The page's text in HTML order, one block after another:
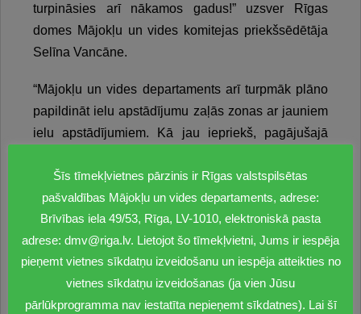
turpināsies arī nākamos gadus!” uzsver Rīgas
domes Mājokļu un vides komitejas priekšsēdētāja
Selīna Vancāne.
“Mājokļu un vides departaments arī turpmāk plāno
papildināt ielu apstādījumu zaļās zonas ar jauniem
ielu apstādījumiem. Kā jau iepriekš, pagājušajā
dažādu dzimtu, sugu un šķirņu dižstādus. Šāds
plānošanas princips tiek pielietots, lai veicinātu
bioloģisko daudzveidību ielu apstādījumos un
nodrošinātu kvalitatīvāku apstādījumu funkciju
izpildi,” norāda departamenta Dabas un
apstādījumu nodaļas vadītāja Inguna Kublicka.
Šīs tīmekļvietnes pārzinis ir Rīgas valstspilsētas
pašvaldības Mājokļu un vides departaments, adrese:
Brīvības iela 49/53, Rīga, LV-1010, elektroniskā pasta
adrese: dmv@riga.lv. Lietojot šo tīmekļvietni, Jums ir iespēja
pieņemt vietnes sīkdatņu izveidošanu un iespēja atteikties no
vietnes sīkdatņu izveidošanas (ja vien Jūsu
pārlūkprogramma nav iestatīta nepieņemt sīkdatnes). Lai šī